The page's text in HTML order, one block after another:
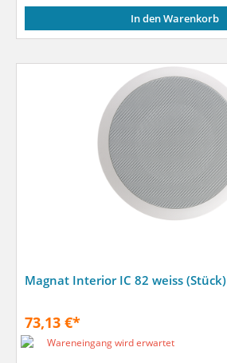
In den Warenkorb
Magnat Interior IC 82 weiss (Stück)
73,13 €*
Wareneingang wird erwartet